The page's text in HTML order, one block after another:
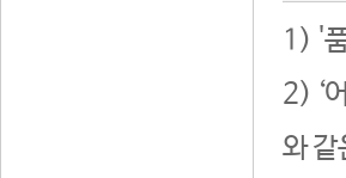
1) '
2) ‘
와 같